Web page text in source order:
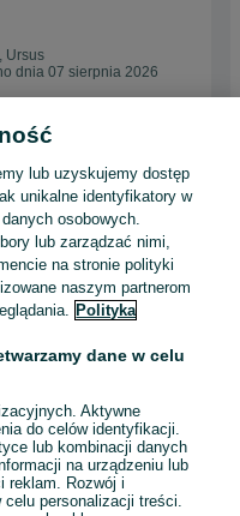
Ursus
dnia 07 sierpnia 2026
5x108 NOWE!
V60 V70 V90
V50 S80
Ursus
dnia 07 sierpnia 2026
5x108 Citroen
DS4 DS5 DS7 C4
Ursus
dnia 07 sierpnia 2026
lub uzyskujemy dostęp
unikalne identyfikatory w
osobowych.
lub zarządzać nimi,
na stronie polityki
naszym partnerom
Polityka
dane w celu
Aktywne
do celów identyfikacji.
lub kombinacji danych
na urządzeniu lub
reklam. Rozwój i
celu personalizacji treści.